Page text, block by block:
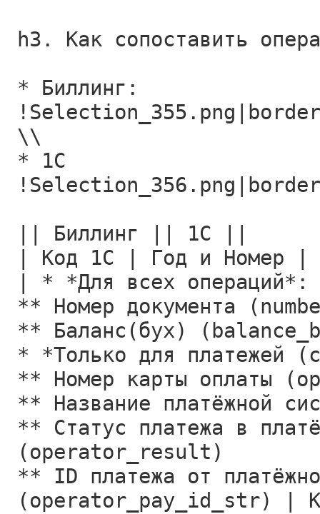
h3. Как сопоставить
* Биллинг:
\\
* 1С
|| Биллинг || 1С ||
| Код 1С | Год и Номер |
| * *Для всех операций*:
** Номер документа
** Баланс(бух)
* *Только для платежей
** Номер карты оплаты
** Название платёжной
** Статус платежа в
(operator_result)
** ID платежа от
(operator_pay_id_str) |